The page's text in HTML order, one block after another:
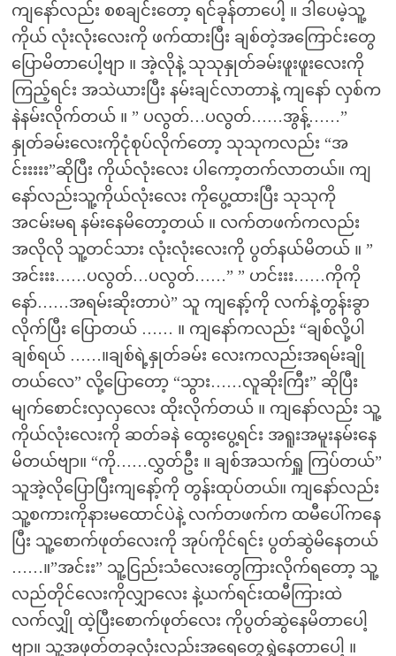
ကျနော်လည်း စစချင်းတော့ ရင်ခုန်တာပေါ့ ။ ဒါပေမဲ့သူ့
ကိုယ် လုံးလုံးလေးကို ဖက်ထားပြီး ချစ်တဲ့အကြောင်းတွေ
ပြောမိတာပေါ့ဗျာ ။ အဲ့လိုနဲ့ သုသုနှုတ်ခမ်းဖူးဖူးလေးကို
ကြည့်ရင်း အသဲယားပြီး နမ်းချင်လာတာနဲ့ ကျနော် လှစ်က
နဲနမ်းလိုက်တယ် ။ ” ပလွတ်…ပလွတ်……အွန့်……”
နှုတ်ခမ်းလေးကိုငုံစုပ်လိုက်တော့ သုသုကလည်း “အ
င်းးးးး”ဆိုပြီး ကိုယ်လုံးလေး ပါကော့တက်လာတယ်။ ကျ
နော်လည်းသူ့ကိုယ်လုံးလေး ကိုပွေ့ထားပြီး သုသုကို
အငမ်းမရ နမ်းနေမိတော့တယ် ။ လက်တဖက်ကလည်း
အလိုလို သူ့တင်သား လုံးလုံးလေးကို ပွတ်နယ်မိတယ် ။ ”
အင်းးး……ပလွတ်…ပလွတ်……” ” ဟင်းးး……ကိုကို
နော်……အရမ်းဆိုးတာပဲ” သူ ကျနော့်ကို လက်နဲ့တွန်းခွာ
လိုက်ပြီး ပြောတယ် …… ။ ကျနော်ကလည်း “ချစ်လို့ပါ
ချစ်ရယ် ……။ချစ်ရဲ့နှုတ်ခမ်း လေးကလည်းအရမ်းချို
တယ်လေ” လို့ပြောတော့ “သွား……လူဆိုးကြီး” ဆိုပြီး
မျက်စောင်းလှလှလေး ထိုးလိုက်တယ် ။ ကျနော်လည်း သူ့
ကိုယ်လုံးလေးကို ဆတ်ခနဲ ထွေးပွေ့ရင်း အရူးအမူးနမ်းနေ
မိတယ်ဗျာ။ “ကို……လွှတ်ဦး ။ ချစ်အသက်ရှူ ကြပ်တယ်”
သူအဲ့လိုပြောပြီးကျနော့်ကို တွန်းထုပ်တယ်။ ကျနော်လည်း
သူ့စကားကိုနားမထောင်ပဲနဲ့ လက်တဖက်က ထမီပေါ်ကနေ
ပြီး သူ့စောက်ဖုတ်လေးကို အုပ်ကိုင်ရင်း ပွတ်ဆွဲမိနေတယ်
……။”အင်းး” သူ့ငြည်းသံလေးတွေကြားလိုက်ရတော့ သူ့
လည်တိုင်လေးကိုလျှာလေး နဲ့ယက်ရင်းထမီကြားထဲ
လက်လျှို ထဲ့ပြီးစောက်ဖုတ်လေး ကိုပွတ်ဆွဲနေမိတာပေါ့
ဗျာ။ သူ့အဖုတ်တခုလုံးလည်းအရေတွေရွှဲနေတာပေါ့ ။